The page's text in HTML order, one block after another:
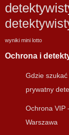
wyniki mini lotto
Ochrona i
Gdzie
prywatny
Ochrona VIP
Warszawa